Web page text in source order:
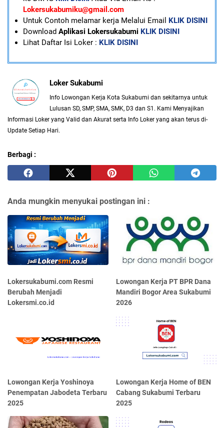
Lokersukabumiku@gmail.com
Untuk Contoh melamar kerja Melalui Email KLIK DISINI
Download Aplikasi Lokersukabumi KLIK DISINI
Lihat Daftar Isi Loker : KLIK DISINI
Loker Sukabumi
Info Lowongan Kerja Kota Sukabumi dan sekitarnya untuk
Lulusan SD, SMP, SMA, SMK, D3 dan S1. Kami Menyajikan
Informasi Loker yang Valid dan Akurat serta Info Loker yang akan terus di-
Update Setiap Hari.
Berbagi :
Anda mungkin menyukai postingan ini :
Lokersukabumi.com Resmi
Berubah Menjadi
Lokersmi.co.id
Lowongan Kerja PT BPR Dana
Mandiri Bogor Area Sukabumi
2026
Lowongan Kerja Yoshinoya
Penempatan Jabodeta Terbaru
2025
Lowongan Kerja Home of BEN
Cabang Sukabumi Terbaru
2025